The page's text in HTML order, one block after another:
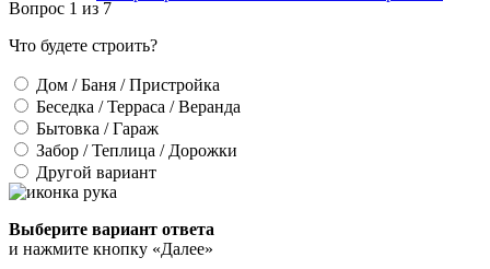
Вопрос 1 из 7
Что будете строить?
Дом / Баня / Пристройка
Беседка / Терраса / Веранда
Бытовка / Гараж
Забор / Теплица / Дорожки
Другой вариант
Выберите вариант ответа
и нажмите кнопку «Далее»